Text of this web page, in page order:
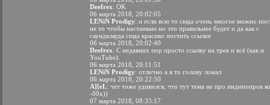
Deefrex: OK
06 марта 2018, 20:02:05
LENiN Prodigy: и если всю то сюда очень многое можно
не то чтобы настаиваю но это правильнее будет и да как с
саундклауда сюда красиво постить ссылки
06 марта 2018, 20:02:40
Deefrex: С недавних пор просто ссылку на трек и всё (как и
YouTube).
06 марта 2018, 20:11:51
LENiN Prodigy: отлично а я то голову ломал
06 марта 2018, 20:22:50
A][eL: чет тоже удивился, что тут тема не про индипопрок
-00х))
07 марта 2018, 08:33:17